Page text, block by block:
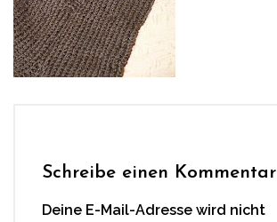
Schreibe einen Kommentar
Deine E-Mail-Adresse wird nicht